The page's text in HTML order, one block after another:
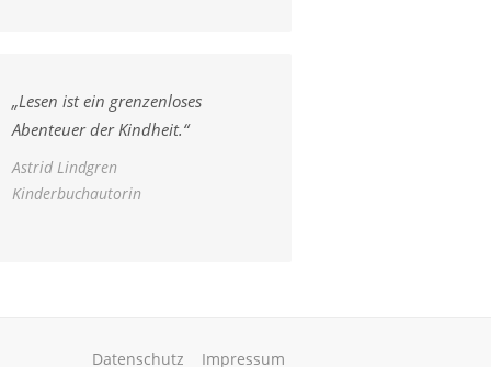
„Lesen ist ein grenzenloses
Abenteuer der Kindheit.“
Astrid Lindgren
Kinderbuchautorin
Datenschutz Impressum